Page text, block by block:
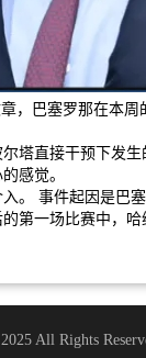
，巴塞罗那在本
塔直接干预下发
感觉。
。 事件起因是巴
第一场比赛中，
All Rights